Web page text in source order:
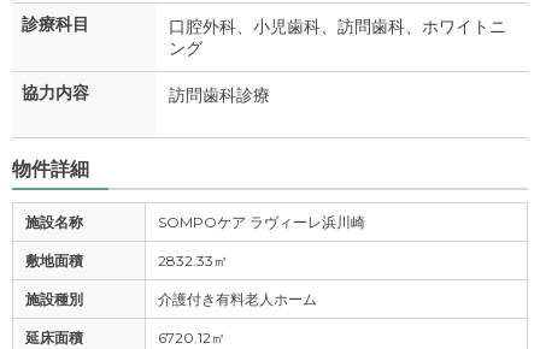
診療科目
口腔外科、小児歯科、訪問歯科、ホワイトニ
ング
協力内容 訪問歯科診療
物件詳細
施設名称 SOMPOケア ラヴィーレ浜川崎
敷地面積 2832.33㎡
施設種別 介護付き有料老人ホーム
延床面積 6720.12㎡